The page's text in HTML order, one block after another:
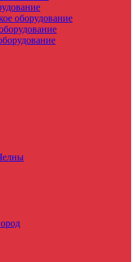
оборудование